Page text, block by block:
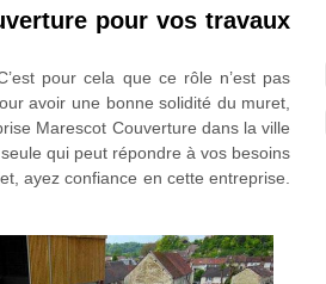
pour vos travaux
pour cela que ce rôle n’est pas
avoir une bonne solidité du muret,
Marescot Couverture dans la ville
qui peut répondre à vos besoins
ayez confiance en cette entreprise.